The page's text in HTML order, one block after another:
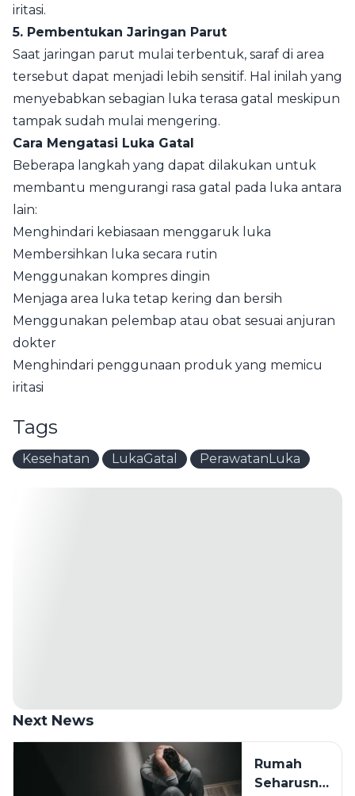
iritasi.
5. Pembentukan Jaringan Parut
Saat jaringan parut mulai terbentuk, saraf di area
tersebut dapat menjadi lebih sensitif. Hal inilah yang
menyebabkan sebagian luka terasa gatal meskipun
tampak sudah mulai mengering.
Cara Mengatasi Luka Gatal
Beberapa langkah yang dapat dilakukan untuk
membantu mengurangi rasa gatal pada luka antara
lain:
Menghindari kebiasaan menggaruk luka
Membersihkan luka secara rutin
Menggunakan kompres dingin
Menjaga area luka tetap kering dan bersih
Menggunakan pelembap atau obat sesuai anjuran
dokter
Menghindari penggunaan produk yang memicu
iritasi
Tags
Kesehatan LukaGatal PerawatanLuka
Next News
Rumah
Seharusnya